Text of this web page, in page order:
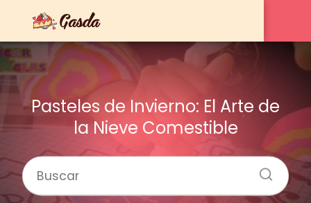
Pasteles de Invierno: El Arte de
la Nieve Comestible